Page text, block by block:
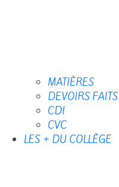
MATIÈRES
DEVOIRS FAITS
CDI
CVC
LES + DU COLLÈGE